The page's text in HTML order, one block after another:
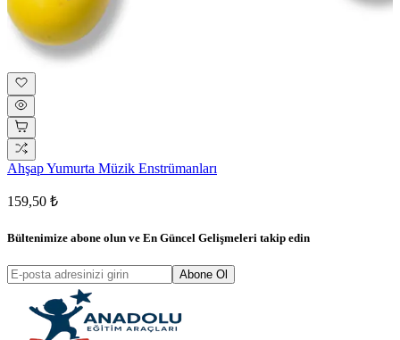
Ahşap Yumurta Müzik Enstrümanları
159,50 ₺
Bültenimize abone olun ve En Güncel Gelişmeleri takip edin
Abone Ol